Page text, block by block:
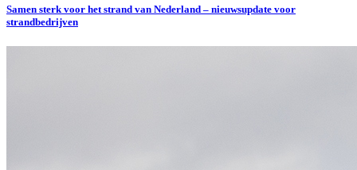
Samen sterk voor het strand van Nederland – nieuwsupdate voor
strandbedrijven